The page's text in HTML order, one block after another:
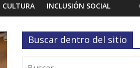
CULTURA INCLUSIÓN SOCIAL
Buscar dentro del sitio